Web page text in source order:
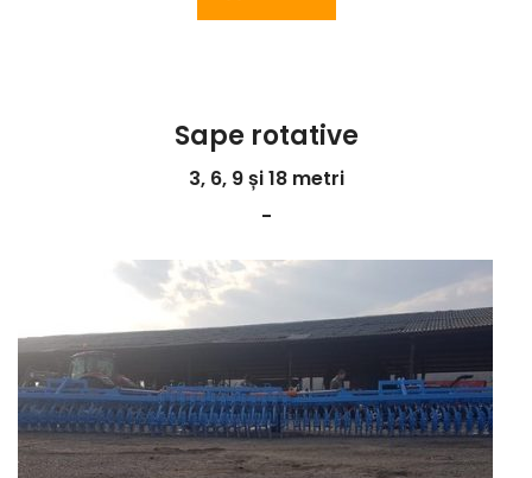
Sape rotative
3, 6, 9 și 18 metri
-
3
Previous
Next